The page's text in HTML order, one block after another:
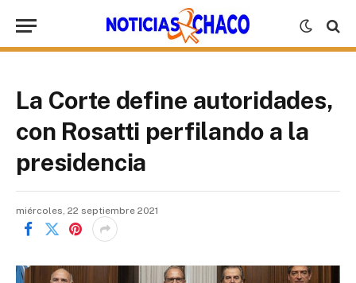
La Corte define autoridades,
con Rosatti perfilando a la
presidencia
miércoles, 22 septiembre 2021